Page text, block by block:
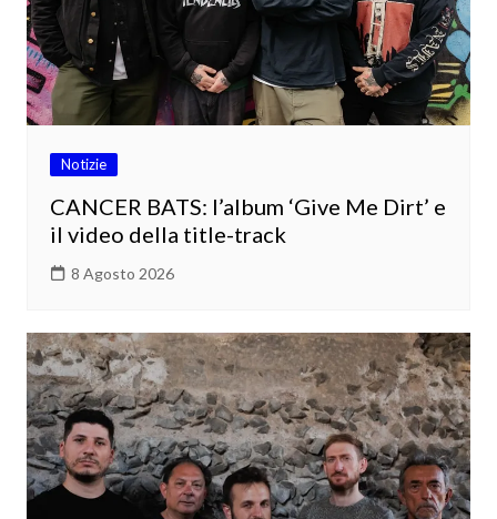
Notizie
CANCER BATS: l’album ‘Give Me Dirt’ e
il video della title-track
8 Agosto 2026